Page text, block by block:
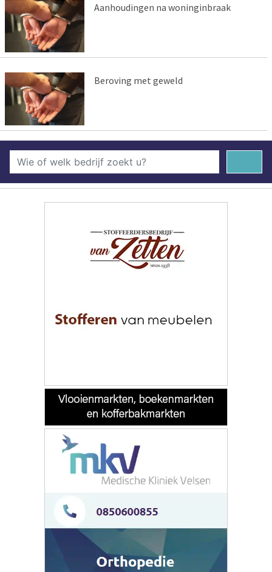
Aanhoudingen na woninginbraak
Beroving met geweld